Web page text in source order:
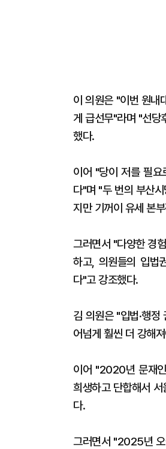
이 의원은 "이번 원내
게 급선무"라며 "선당
했다.
이어 "당이 저를 필
다"며 "두 번의 부산
지만 기꺼이 유세 본
그러면서 "다양한 경
하고, 의원들의 입법
다"고 강조했다.
김 의원은 "입법·행
어넘게 훨씬 더 강해
이어 "2020년 문재
희생하고 단합해서
다.
그러면서 "2025년 오